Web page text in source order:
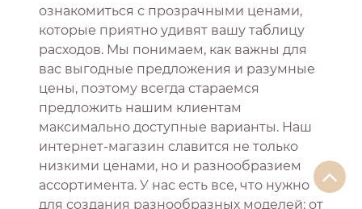
ознакомиться с прозрачными ценами,
которые приятно удивят вашу таблицу
расходов. Мы понимаем, как важны для
вас выгодные предложения и разумные
цены, поэтому всегда стараемся
предложить нашим клиентам
максимально доступные варианты. Наш
интернет-магазин славится не только
низкими ценами, но и разнообразием
ассортимента. У нас есть все, что нужно
для создания разнообразных моделей: от